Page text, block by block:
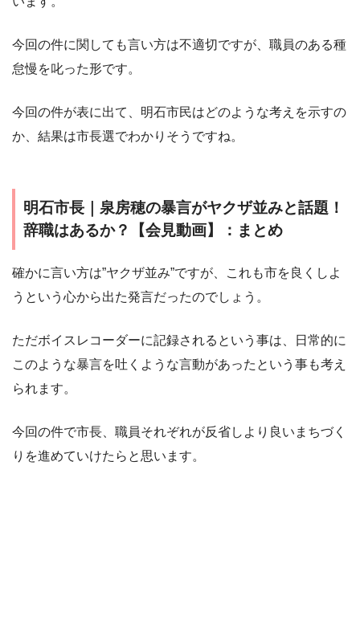
今回の件に関しても言い方は不適切ですが、職員のある種
怠慢を叱った形です。
今回の件が表に出て、明石市民はどのような考えを示すの
か、結果は市長選でわかりそうですね。
明石市長｜泉房穂の暴言がヤクザ並みと話題！
辞職はあるか？【会見動画】：まとめ
確かに言い方は”ヤクザ並み”ですが、これも市を良くしよ
うという心から出た発言だったのでしょう。
ただボイスレコーダーに記録されるという事は、日常的に
このような暴言を吐くような言動があったという事も考え
られます。
今回の件で市長、職員それぞれが反省しより良いまちづく
りを進めていけたらと思います。